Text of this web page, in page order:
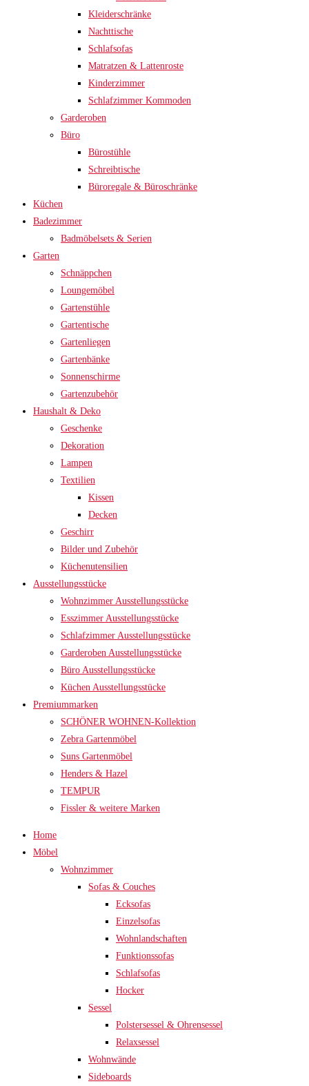
Kleiderschränke
Nachttische
Schlafsofas
Matratzen & Lattenroste
Kinderzimmer
Schlafzimmer Kommoden
Garderoben
Büro
Bürostühle
Schreibtische
Büroregale & Büroschränke
Küchen
Badezimmer
Badmöbelsets & Serien
Garten
Schnäppchen
Loungemöbel
Gartenstühle
Gartentische
Gartenliegen
Gartenbänke
Sonnenschirme
Gartenzubehör
Haushalt & Deko
Geschenke
Dekoration
Lampen
Textilien
Kissen
Decken
Geschirr
Bilder und Zubehör
Küchenutensilien
Ausstellungsstücke
Wohnzimmer Ausstellungsstücke
Esszimmer Ausstellungsstücke
Schlafzimmer Ausstellungsstücke
Garderoben Ausstellungsstücke
Büro Ausstellungsstücke
Küchen Ausstellungsstücke
Premiummarken
SCHÖNER WOHNEN-Kollektion
Zebra Gartenmöbel
Suns Gartenmöbel
Henders & Hazel
TEMPUR
Fissler & weitere Marken
Home
Möbel
Wohnzimmer
Sofas & Couches
Ecksofas
Einzelsofas
Wohnlandschaften
Funktionssofas
Schlafsofas
Hocker
Sessel
Polstersessel & Ohrensessel
Relaxsessel
Wohnwände
Sideboards